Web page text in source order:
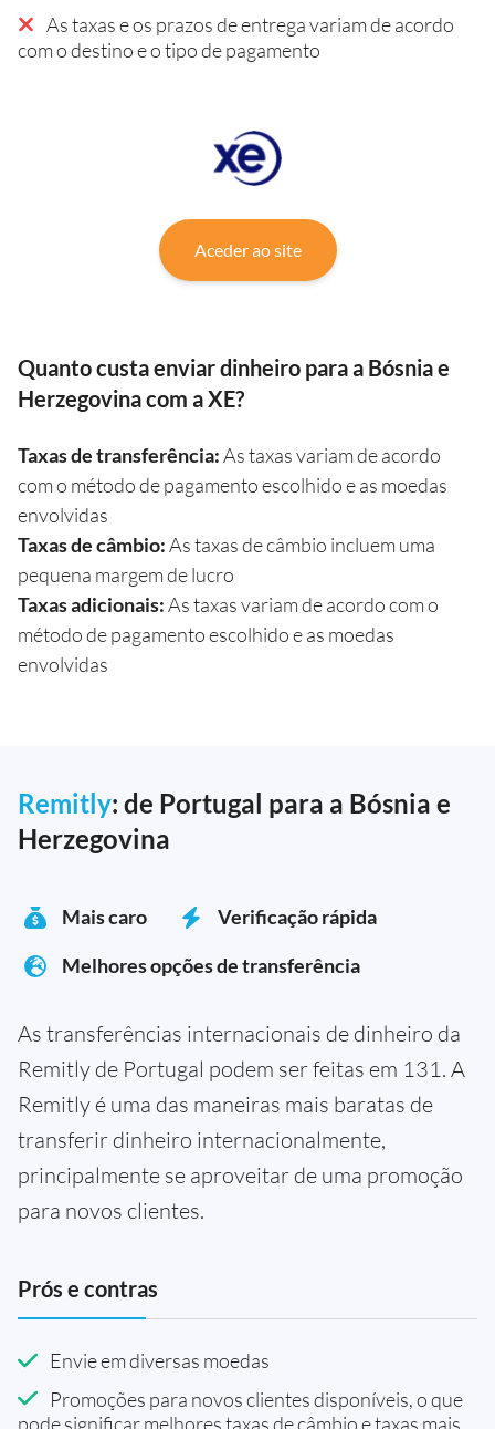
As taxas e os prazos de entrega variam de acordo
com o destino e o tipo de pagamento
Aceder ao site
Quanto custa enviar dinheiro para a Bósnia e
Herzegovina com a XE?
Taxas de transferência:As taxas variam de acordo
com o método de pagamento escolhido e as moedas
envolvidas
Taxas de câmbio:As taxas de câmbio incluem uma
pequena margem de lucro
Taxas adicionais:As taxas variam de acordo com o
método de pagamento escolhido e as moedas
envolvidas
Remitly: de Portugal para a Bósnia e
Herzegovina
Mais caro
Verificação rápida
Melhores opções de transferência
As transferências internacionais de dinheiro da
Remitly de Portugal podem ser feitas em 131. A
Remitly é uma das maneiras mais baratas de
transferir dinheiro internacionalmente,
principalmente se aproveitar de uma promoção
para novos clientes.
Prós e contras
Envie em diversas moedas
Promoções para novos clientes disponíveis, o que
pode significar melhores taxas de câmbio e taxas mais